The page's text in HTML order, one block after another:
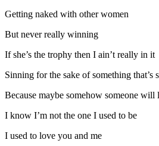
Getting naked with other women
But never really winning
If she’s the trophy then I ain’t really in it
Sinning for the sake of something that’s
Because maybe somehow someone
I know I’m not the one I used to be
I used to love you and me